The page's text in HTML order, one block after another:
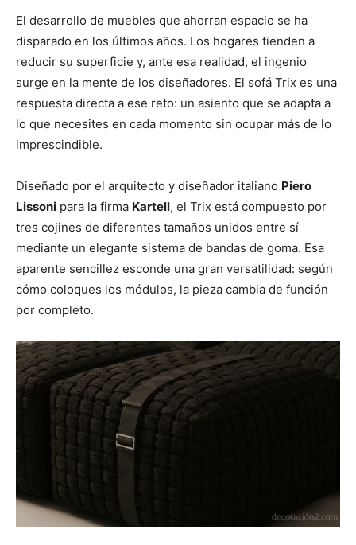
El desarrollo de muebles que ahorran espacio se ha
disparado en los últimos años. Los hogares tienden a
reducir su superficie y, ante esa realidad, el ingenio
surge en la mente de los diseñadores. El sofá Trix es una
respuesta directa a ese reto: un asiento que se adapta a
lo que necesites en cada momento sin ocupar más de lo
imprescindible.
Diseñado por el arquitecto y diseñador italiano Piero
Lissoni para la firma Kartell, el Trix está compuesto por
tres cojines de diferentes tamaños unidos entre sí
mediante un elegante sistema de bandas de goma. Esa
aparente sencillez esconde una gran versatilidad: según
cómo coloques los módulos, la pieza cambia de función
por completo.